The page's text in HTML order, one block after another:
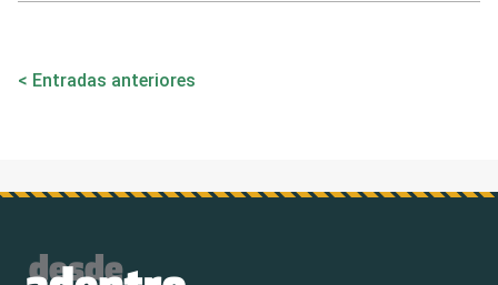
Navegación
Entradas anteriores